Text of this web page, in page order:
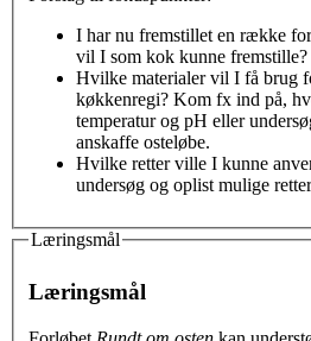
I har nu fremstillet en række
vil I som kok kunne fremstille?
Hvilke materialer vil I få brug
køkkenregi? Kom fx ind på,
temperatur og pH eller
anskaffe osteløbe.
Hvilke retter ville I kunne
undersøg og oplist mulige
Læringsmål
Læringsmål